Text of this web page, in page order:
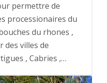
permettre de
processionaires du
du rhones ,
des villes de
, Cabries ,…